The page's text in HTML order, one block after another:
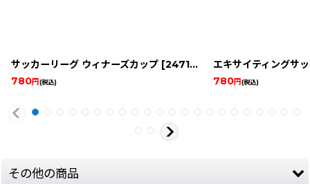
サッカーリーグ ウィナーズカップ [2471-soccer-league-w-famicom
780円(税込)
エキサイティングサ
780円(税込)
その他の商品